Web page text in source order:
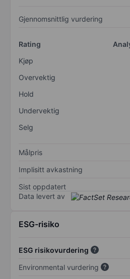
Gjennomsnittlig vurdering
Rating
Kjøp
Overvektig
Hold
Undervektig
Selg
Målpris
Implisitt avkastning
Sist oppdatert
Data levert av
ESG-risiko
ESG risikovurdering
Environmental vurdering